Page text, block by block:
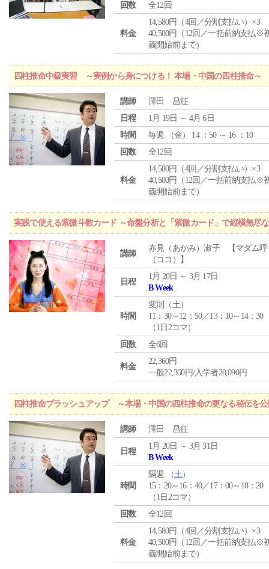
回数
全12回
料金
14,580円（4回／分割支払い）×3
40,500円（12回／一括前納支払※
義開始前まで）
四柱推命中級実習 ～実例から身につける！ 本場・中国の四柱推命～
講師
澤田 昌征
日程
1月 19日 ～ 4月 6日
時間
毎週 （金） 14 ：50 ～ 16 ：10
回数
全12回
料金
14,580円（4回／分割支払い）×3
40,500円（12回／一括前納支払※
義開始前まで）
実践で使える紫微斗数カード ～命盤分析と「紫微カード」で縦横無尽
講師
赤見（あかみ）淑子 【マダム呼
（ココ）】
日程
1月 20日 ～ 3月 17日
B Week
時間
変則（土）
11：30～12：50／13：10～14：30
（1日2コマ）
回数
全6回
料金
22,360円
一般22,360円/入学者20,090円
四柱推命ブラッシュアップ ～本場・中国の四柱推命の更なる秘伝を
講師 澤田 昌征
日程
1月 20日 ～ 3月 31日
B Week
時間
隔週 （土）
15：20～16：40／17：00～18：20
（1日2コマ）
回数
全12回
料金
14,580円（4回／分割支払い）×3
40,500円（12回／一括前納支払※
義開始前まで）